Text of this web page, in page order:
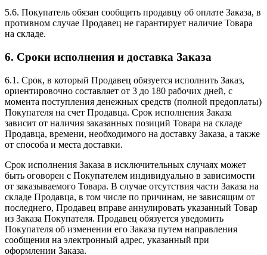
5.6. Покупатель обязан сообщить продавцу об оплате Заказа, в
противном случае Продавец не гарантирует наличие Товара
на складе.
6. Сроки исполнения и доставка Заказа
6.1. Срок, в который Продавец обязуется исполнить Заказ,
ориентировочно составляет от 3 до 180 рабочих дней, с
момента поступления денежных средств (полной предоплаты)
Покупателя на счет Продавца. Срок исполнения Заказа
зависит от наличия заказанных позиций Товара на складе
Продавца, времени, необходимого на доставку Заказа, а также
от способа и места доставки.
Срок исполнения Заказа в исключительных случаях может
быть оговорен с Покупателем индивидуально в зависимости
от заказываемого Товара. В случае отсутствия части Заказа на
складе Продавца, в том числе по причинам, не зависящим от
последнего, Продавец вправе аннулировать указанный Товар
из Заказа Покупателя. Продавец обязуется уведомить
Покупателя об изменении его Заказа путем направления
сообщения на электронный адрес, указанный при
оформлении Заказа.